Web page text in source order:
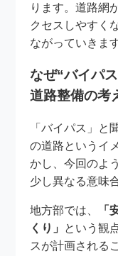
ります。道路網
クセスしやすく
ながっていきます
なぜ“バイパ
道路整備の考
「バイパス」と
の道路というイ
かし、今回のよ
少し異なる意味
地方部では、
「
くり」 という観
スが計画される